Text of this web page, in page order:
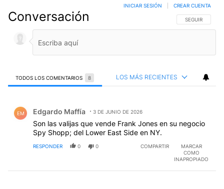
Conversación SIGA ESTA
SEGUIR
INICIAR SESIÓN CREAR CUENTA
TODOS LOS COMENTARIOS 8 LOS MÁS RECIENTES
EM Edgardo Maffía 3 DE JUNIO DE 2026
Son las valijas que vende Frank Jones en su negocio
Spy Shopp; del Lower East Side en NY.
RESPONDER 0 0 COMPARTIR
MARCAR
COMO
INAPROPIADO